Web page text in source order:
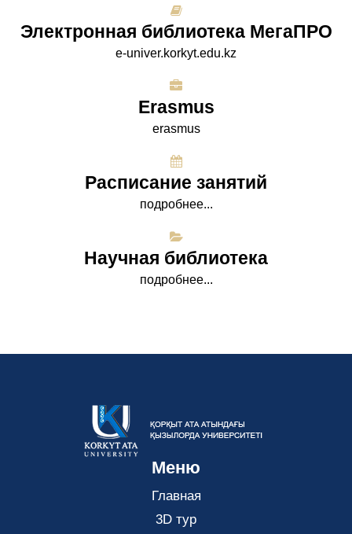
Электронная библиотека МегаПРО
e-univer.korkyt.edu.kz
Erasmus
erasmus
Расписание занятий
подробнее...
Научная библиотека
подробнее...
Меню
Главная
3D тур